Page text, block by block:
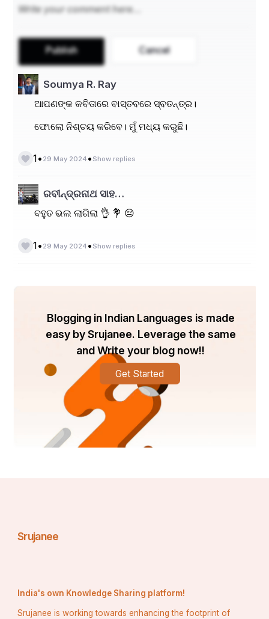
Publish Cancel
Soumya R. Ray
ଆପଣଙ୍କ କବିତାରେ ବାସ୍ତବରେ ସ୍ବତନ୍ତ୍ର।
ଫୋଲୋ ନିଶ୍ଚୟ କରିବେ। ମୁଁ ମଧ୍ୟ କରୁଛି।
1• 29 May 2024 • Show replies
ରବୀନ୍ଦ୍ରନାଥ ସାହ…
ବହୁତ ଭଲ ଲାଗିଲା 👌 💐 😔
1• 29 May 2024 • Show replies
Blogging in Indian Languages is made
easy by Srujanee. Leverage the same
and Write your blog now!!
Get Started
Srujanee
India's own Knowledge Sharing platform!
Srujanee is working towards enhancing the footprint of